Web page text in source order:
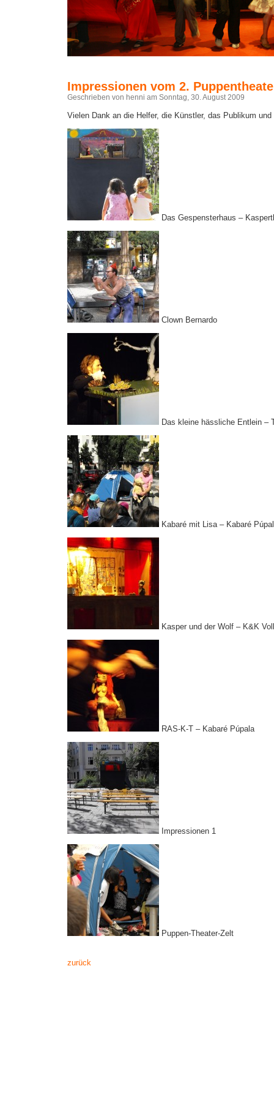
Impressionen vom 2.
Geschrieben von henni am Sonntag, 30. August 2009
Vielen Dank an die Helfer, die Künstler, das Publikum
Das Gespensterhaus –
Clown Bernardo
Das kleine hässliche Entlein –
Kabaré mit Lisa – Kabaré
Kasper und der Wolf – K&K
RAS-K-T – Kabaré Púpala
Impressionen 1
Puppen-Theater-Zelt
zurück